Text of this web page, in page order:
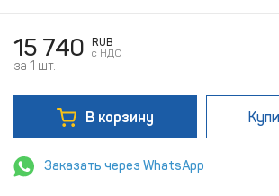
15 740
RUB
c НДС
за 1 шт.
В корзину
Заказать через WhatsApp